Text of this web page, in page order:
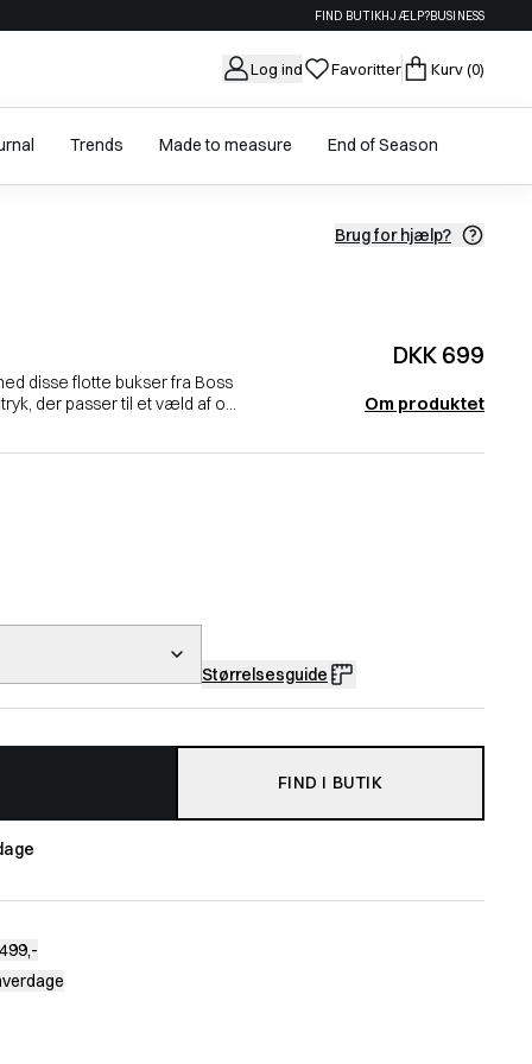
FIND BUTIKHJÆLP?BUSINESS
Log ind Favoritter Kurv(0)
Trends Made to measure End of Season
Brug for hjælp?
DKK 699
disse flotte bukser fra Boss
der passer til et væld af o...
Om produktet
Størrelsesguide
FIND I BUTIK